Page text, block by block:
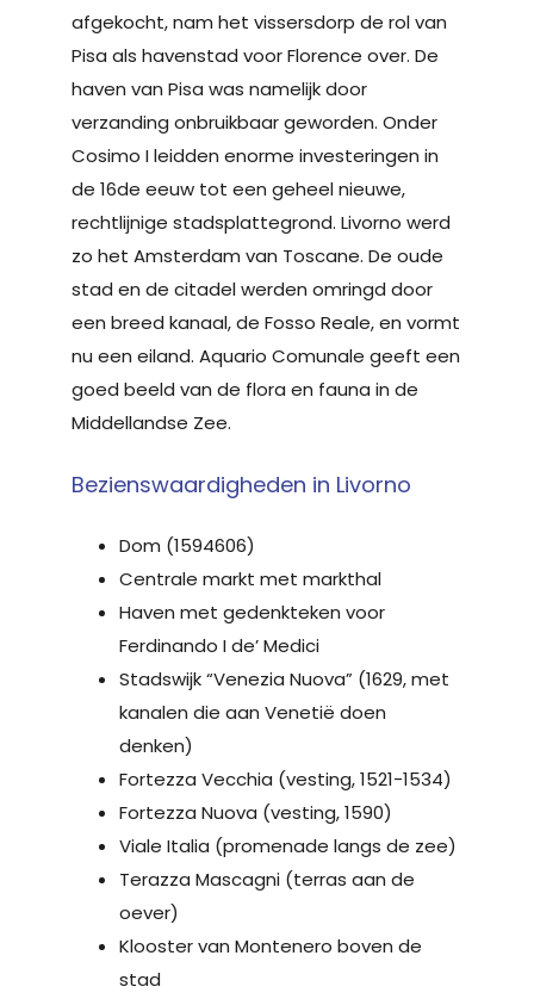
afgekocht, nam het vissersdorp de rol van
Pisa als havenstad voor Florence over. De
haven van Pisa was namelijk door
verzanding onbruikbaar geworden. Onder
Cosimo I leidden enorme investeringen in
de 16de eeuw tot een geheel nieuwe,
rechtlijnige stadsplattegrond. Livorno werd
zo het Amsterdam van Toscane. De oude
stad en de citadel werden omringd door
een breed kanaal, de Fosso Reale, en vormt
nu een eiland. Aquario Comunale geeft een
goed beeld van de flora en fauna in de
Middellandse Zee.
Bezienswaardigheden in Livorno
Dom (1594606)
Centrale markt met markthal
Haven met gedenkteken voor
Ferdinando I de’ Medici
Stadswijk “Venezia Nuova” (1629, met
kanalen die aan Venetië doen
denken)
Fortezza Vecchia (vesting, 1521-1534)
Fortezza Nuova (vesting, 1590)
Viale Italia (promenade langs de zee)
Terazza Mascagni (terras aan de
oever)
Klooster van Montenero boven de
stad